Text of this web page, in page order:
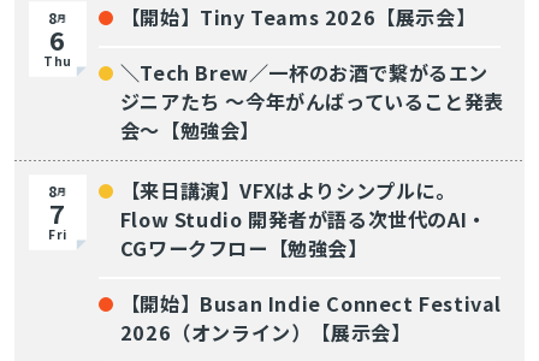
8月
6
Thu
【開始】Tiny Teams 2026【展示会】
＼Tech Brew／一杯のお酒で繋がるエン
ジニアたち 〜今年がんばっていること発表
会〜【勉強会】
8月
7
Fri
【来日講演】VFXはよりシンプルに。
Flow Studio 開発者が語る次世代のAI・
CGワークフロー【勉強会】
【開始】Busan Indie Connect Festival
2026（オンライン）【展示会】